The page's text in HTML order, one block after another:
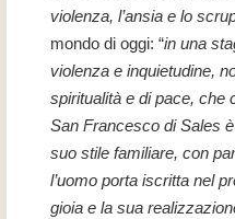
violenza, l’ansia e lo
mondo di oggi: “in una
violenza e inquietudine,
spiritualità e di pace, che
San Francesco di Sales
suo stile familiare, con
l’uomo porta iscritta nel
gioia e la sua